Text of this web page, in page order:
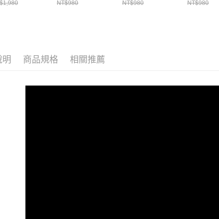
3.完整用戶
NT$980 NT$980 NT$980
明 商品規格 相關推薦